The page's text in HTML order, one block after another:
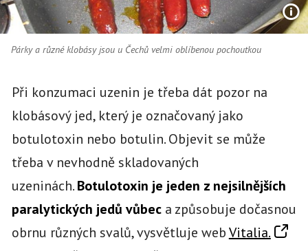
Párky a různé klobásy jsou u Čechů velmi oblíbenou pochoutkou
Při konzumaci uzenin je třeba dát pozor na
klobásový jed, který je označovaný jako
botulotoxin nebo botulin. Objevit se může
třeba v nevhodně skladovaných
uzeninách.Botulotoxin je jeden z nejsilnějších
paralytických jedů vůbeca způsobuje dočasnou
obrnu různých svalů, vysvětluje webVitalia.